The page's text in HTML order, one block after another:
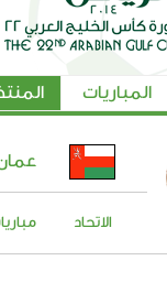
المباريات
الاتحاد